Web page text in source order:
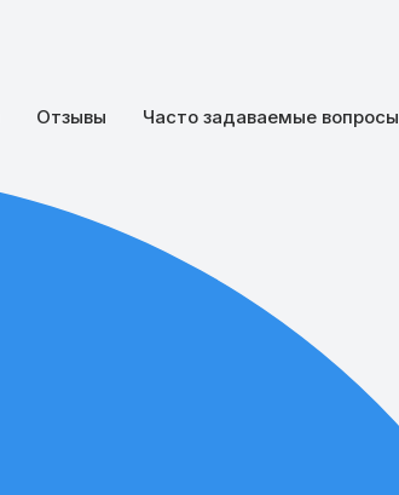
Отзывы Часто задаваемые вопросы